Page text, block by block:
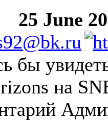
25 June
бы
на